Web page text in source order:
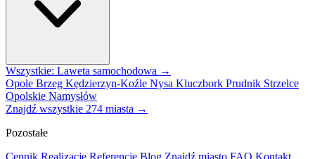
Wszystkie: Laweta samochodowa →
Opole Brzeg Kędzierzyn-Koźle Nysa Kluczbork Prudnik Strzelce
Opolskie Namysłów
Znajdź wszystkie 274 miasta →
Pozostałe
Cennik Realizacje Referencje Blog Znajdź miasto FAQ Kontakt